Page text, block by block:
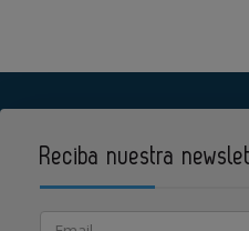
Reciba nuestra
Email